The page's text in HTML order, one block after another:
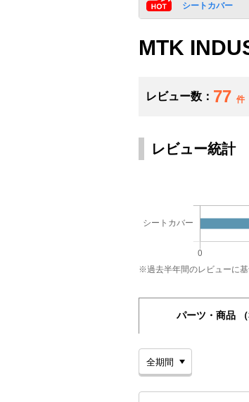
シートカバー
MTK
レビュー数： 77 件
レビュー統計
※過去半年間のレビューに基
パーツ・商品